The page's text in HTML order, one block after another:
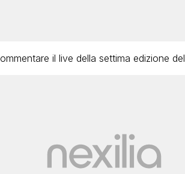
il live della settima edizione del